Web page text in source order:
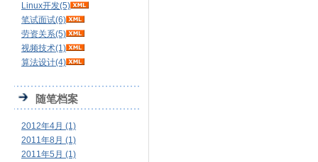
Linux开发(5)
笔试面试(6)
劳资关系(5)
视频技术(1)
算法设计(4)
随笔档案
2012年4月 (1)
2011年8月 (1)
2011年5月 (1)